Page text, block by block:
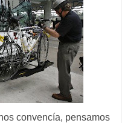
convencía, pensamos